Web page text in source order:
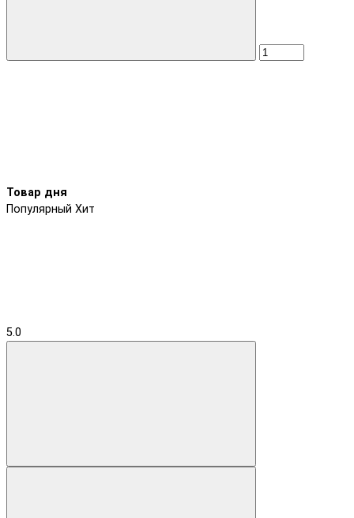
Товар дня
Популярный Хит
5.0